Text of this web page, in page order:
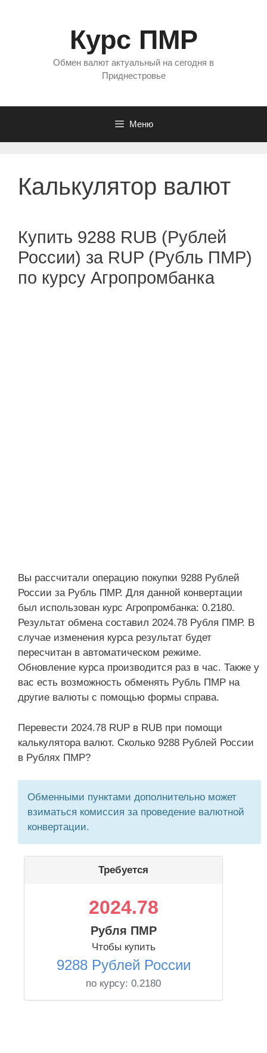
Курс ПМР
Обмен валют актуальный на сегодня в
Приднестровье
Меню
Калькулятор валют
Купить 9288 RUB (Рублей
России) за RUP (Рубль ПМР)
по курсу Агропромбанка
Вы рассчитали операцию покупки 9288 Рублей
России за Рубль ПМР. Для данной конвертации
был использован курс Агропромбанка: 0.2180.
Результат обмена составил 2024.78 Рубля ПМР. В
случае изменения курса результат будет
пересчитан в автоматическом режиме.
Обновление курса производится раз в час. Также у
вас есть возможность обменять Рубль ПМР на
другие валюты с помощью формы справа.
Перевести 2024.78 RUP в RUB при помощи
калькулятора валют. Сколько 9288 Рублей России
в Рублях ПМР?
Обменными пунктами дополнительно может
взиматься комиссия за проведение валютной
конвертации.
Требуется
2024.78
Рубля ПМР
Чтобы купить
9288 Рублей России
по курсу: 0.2180